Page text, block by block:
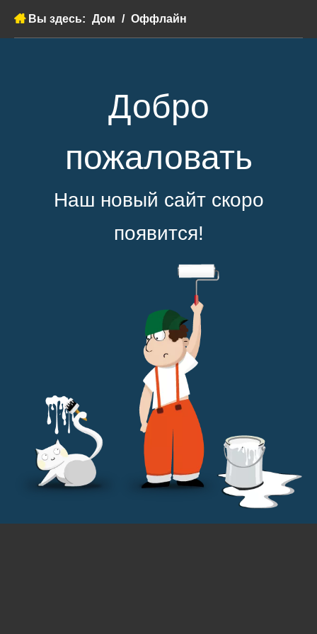
Вы здесь: Дом / Оффлайн
Добро
пожаловать
Наш новый сайт скоро
появится!